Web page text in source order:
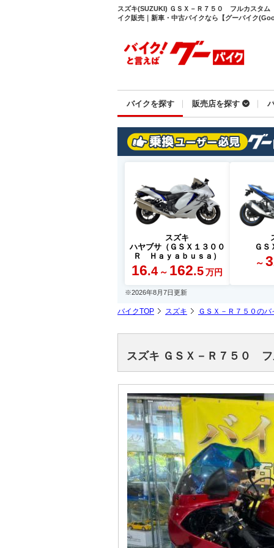
スズキ(SUZUKI) ＧＳＸ－Ｒ７５０ フルカスタム
イク販売｜新車・中古バイクなら【グーバイク
バイクを探す 販売店を探す
スズキ
ハヤブサ（ＧＳＸ１３００
Ｒ Ｈａｙａｂｕｓａ）
16.4 ～ 162.5 万円
ＧＳ
～
※2026年8月7日更新
バイクTOP スズキ ＧＳＸ－Ｒ７５０のバ
スズキ ＧＳＸ－Ｒ７５０